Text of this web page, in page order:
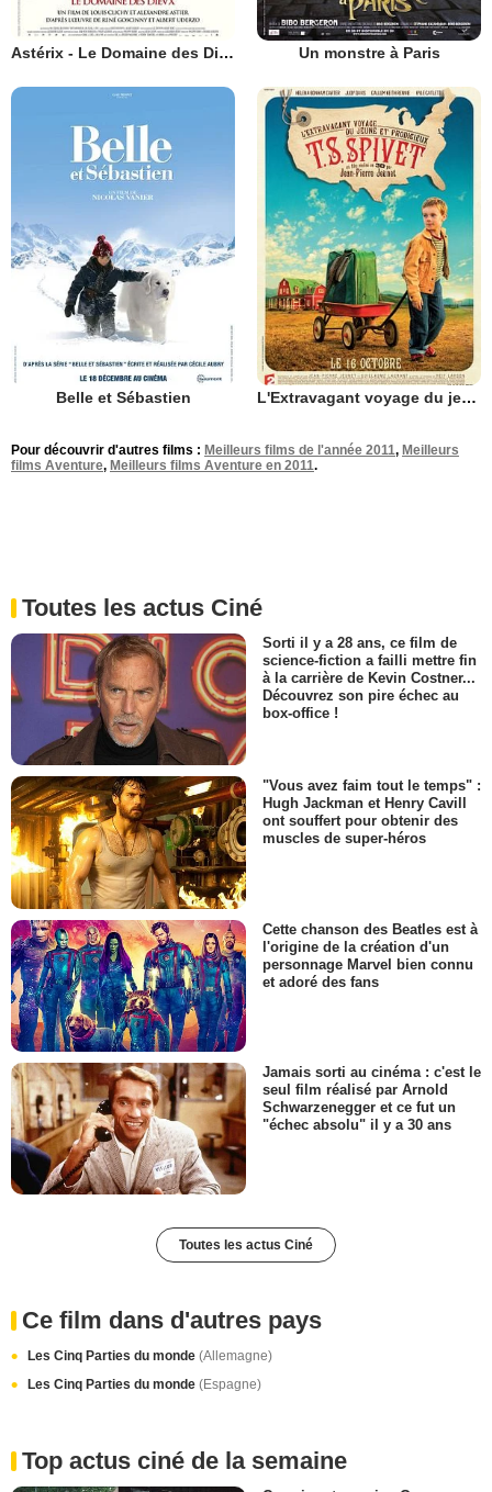
Astérix - Le Domaine des Dieux Un monstre à Paris
Belle et Sébastien L'Extravagant voyage du jeune et prodigieux T.S. Spivet
Pour découvrir d'autres films : Meilleurs films de l'année 2011, Meilleurs
films Aventure, Meilleurs films Aventure en 2011.
Toutes les actus Ciné
Sorti il y a 28 ans, ce film de
science-fiction a failli mettre fin
à la carrière de Kevin Costner...
Découvrez son pire échec au
box-office !
"Vous avez faim tout le temps" :
Hugh Jackman et Henry Cavill
ont souffert pour obtenir des
muscles de super-héros
Cette chanson des Beatles est à
l'origine de la création d'un
personnage Marvel bien connu
et adoré des fans
Jamais sorti au cinéma : c'est le
seul film réalisé par Arnold
Schwarzenegger et ce fut un
"échec absolu" il y a 30 ans
Toutes les actus Ciné
Ce film dans d'autres pays
Les Cinq Parties du monde (Allemagne)
Les Cinq Parties du monde (Espagne)
Top actus ciné de la semaine